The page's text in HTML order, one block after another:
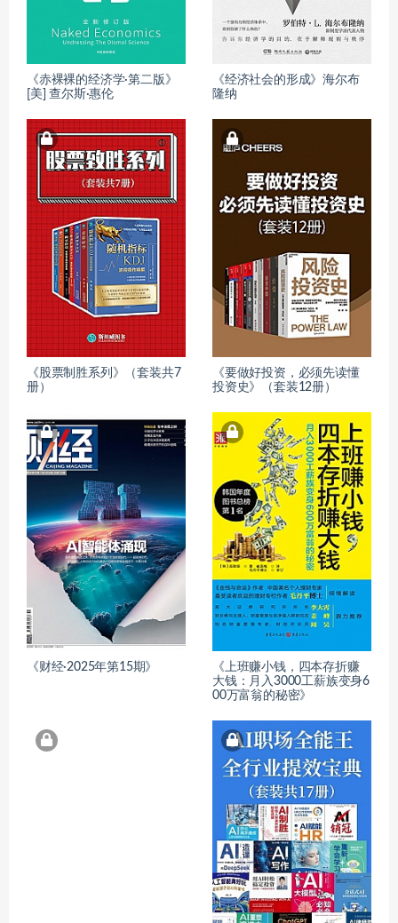
《赤裸裸的经济学·第二版》
[美] 查尔斯·惠伦
《经济社会的形成》海尔布
隆纳
《股票制胜系列》（套装共7
册）
《要做好投资，必须先读懂
投资史》（套装12册）
《财经·2025年第15期》
《上班赚小钱，四本存折赚
大钱：月入3000工薪族变身6
00万富翁的秘密》